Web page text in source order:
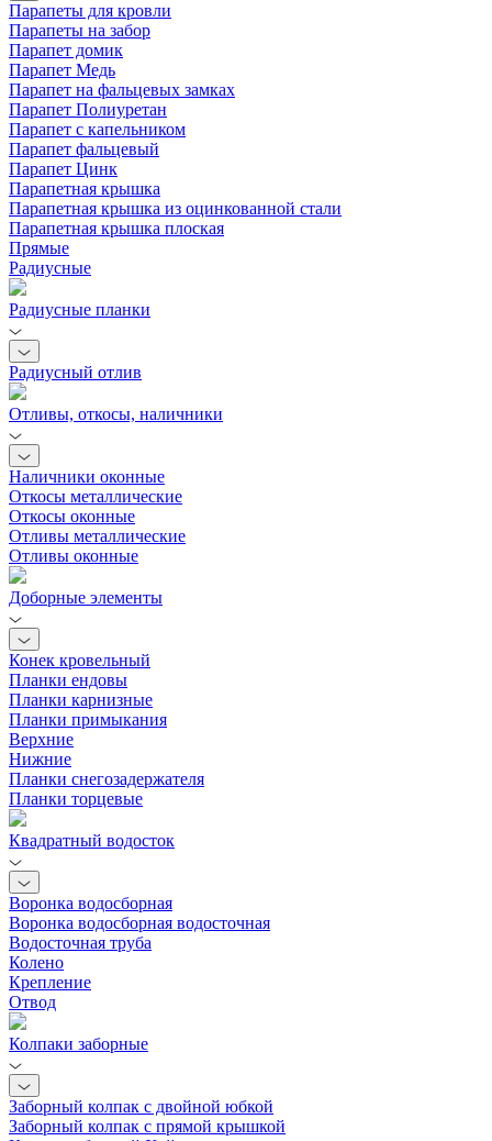
Парапеты для кровли
Парапеты на забор
Парапет домик
Парапет Медь
Парапет на фальцевых замках
Парапет Полиуретан
Парапет с капельником
Парапет фальцевый
Парапет Цинк
Парапетная крышка
Парапетная крышка из оцинкованной стали
Парапетная крышка плоская
Прямые
Радиусные
Радиусные планки
Радиусный отлив
Отливы, откосы, наличники
Наличники оконные
Откосы металлические
Откосы оконные
Отливы металлические
Отливы оконные
Доборные элементы
Конек кровельный
Планки ендовы
Планки карнизные
Планки примыкания
Верхние
Нижние
Планки снегозадержателя
Планки торцевые
Квадратный водосток
Воронка водосборная
Воронка водосборная водосточная
Водосточная труба
Колено
Крепление
Отвод
Колпаки заборные
Заборный колпак с двойной юбкой
Заборный колпак с прямой крышкой